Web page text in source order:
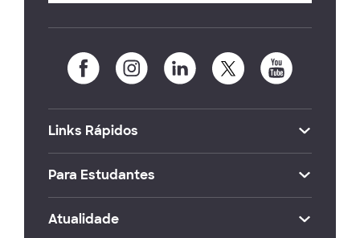
Links Rápidos
Para Estudantes
Atualidade